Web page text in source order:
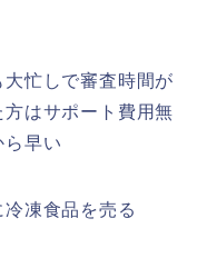
忙しで審査時間が
はサポート費用無
ら早い
凍食品を売る